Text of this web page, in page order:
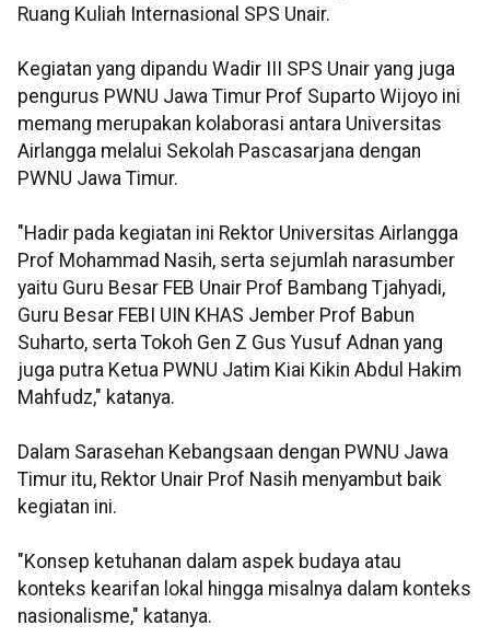
Ruang Kuliah Internasional SPS Unair.
Kegiatan yang dipandu Wadir III SPS Unair yang juga
pengurus PWNU Jawa Timur Prof Suparto Wijoyo ini
memang merupakan kolaborasi antara Universitas
Airlangga melalui Sekolah Pascasarjana dengan
PWNU Jawa Timur.
"Hadir pada kegiatan ini Rektor Universitas Airlangga
Prof Mohammad Nasih, serta sejumlah narasumber
yaitu Guru Besar FEB Unair Prof Bambang Tjahyadi,
Guru Besar FEBI UIN KHAS Jember Prof Babun
Suharto, serta Tokoh Gen Z Gus Yusuf Adnan yang
juga putra Ketua PWNU Jatim Kiai Kikin Abdul Hakim
Mahfudz," katanya.
Dalam Sarasehan Kebangsaan dengan PWNU Jawa
Timur itu, Rektor Unair Prof Nasih menyambut baik
kegiatan ini.
"Konsep ketuhanan dalam aspek budaya atau
konteks kearifan lokal hingga misalnya dalam konteks
nasionalisme," katanya.